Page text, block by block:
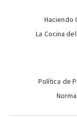
Haciendo
La Cocina
Política de